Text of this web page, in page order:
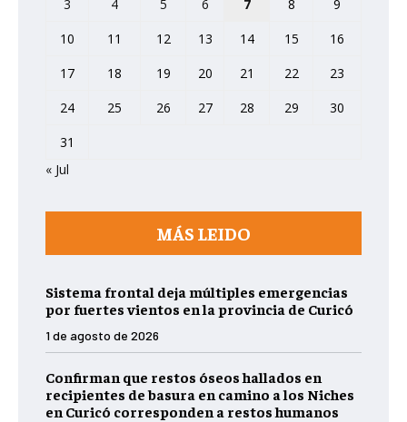
3
4 5 6 7 8
9
10
11 12 13 14 15
16
17
18 19 20 21 22
23
24
25 26 27 28 29
30
31
« Jul
MÁS LEIDO
Sistema frontal deja múltiples emergencias
por fuertes vientos en la provincia de Curicó
1 de agosto de 2026
Confirman que restos óseos hallados en
recipientes de basura en camino a los Niches
en Curicó corresponden a restos humanos